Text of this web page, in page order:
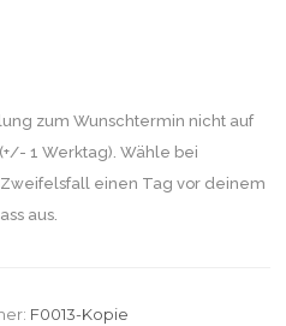
zum Wunschtermin nicht auf
1 Werktag). Wähle bei
einen Tag vor deinem
aus.
F0013-Kopie